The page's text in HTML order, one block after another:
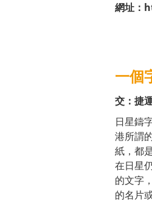
網址：
一個
交：捷
日星鑄
港所謂
紙，都
在日星
的文字
的名片